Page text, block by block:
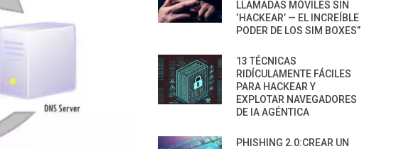
LLAMADAS MÓVILES SIN
‘HACKEAR’ — EL INCREÍBLE
PODER DE LOS SIM BOXES”
13 TÉCNICAS
RIDÍCULAMENTE FÁCILES
PARA HACKEAR Y
EXPLOTAR NAVEGADORES
DE IA AGÉNTICA
PHISHING 2.0:CREAR UN